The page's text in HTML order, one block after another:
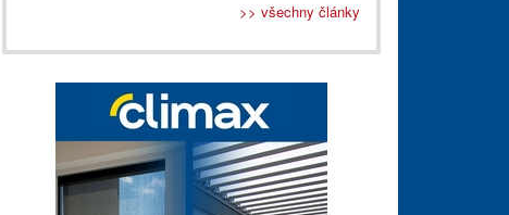
>> všechny články